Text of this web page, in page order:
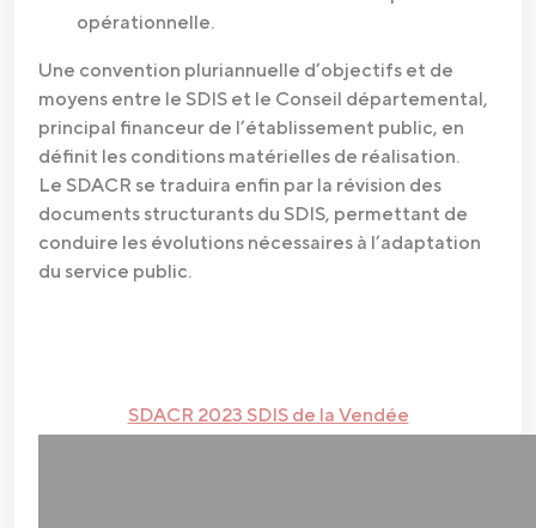
opérationnelle.
Une convention pluriannuelle d’objectifs et de
moyens entre le SDIS et le Conseil départemental,
principal financeur de l’établissement public, en
définit les conditions matérielles de réalisation.
Le SDACR se traduira enfin par la révision des
documents structurants du SDIS, permettant de
conduire les évolutions nécessaires à l’adaptation
du service public.
SDACR 2023 SDIS de la Vendée